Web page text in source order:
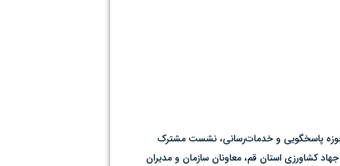
حوزه پاسخگویی و خدمات‌رسانی، نشست مشترک
کشاورزی استان قم، معاونان سازمان و مدیران